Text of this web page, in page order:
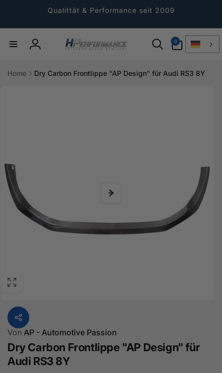
Qualittät & Performance seit 2009
Einloggen
0
Artikel
Home Dry Carbon Frontlippe "AP Design" für Audi RS3 8Y
Von AP - Automotive Passion
Dry Carbon Frontlippe "AP Design" für
Audi RS3 8Y